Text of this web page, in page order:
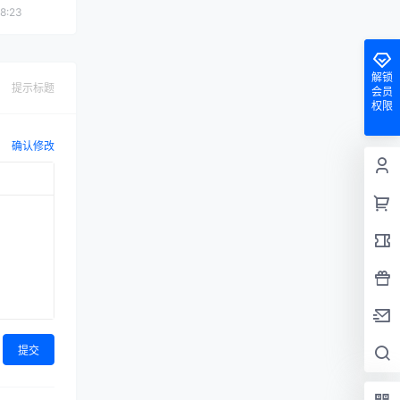
提示标题
确认修改
提交
解锁
会员
权限